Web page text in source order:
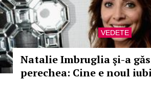
VEDETE
Natalie Imbruglia şi-a
perechea: Cine e noul